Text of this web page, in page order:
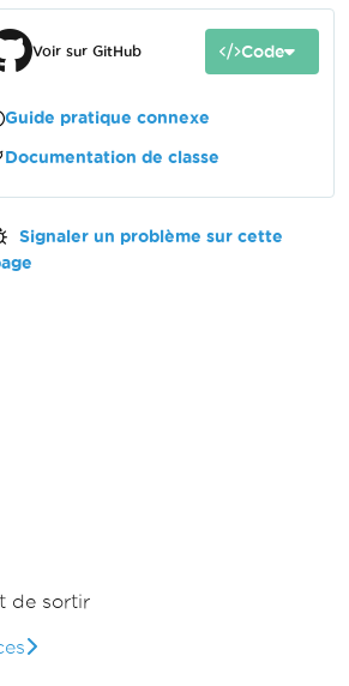
Voir sur GitHub Code
Guide pratique connexe
Documentation de classe
Signaler un problème sur cette
de sortir